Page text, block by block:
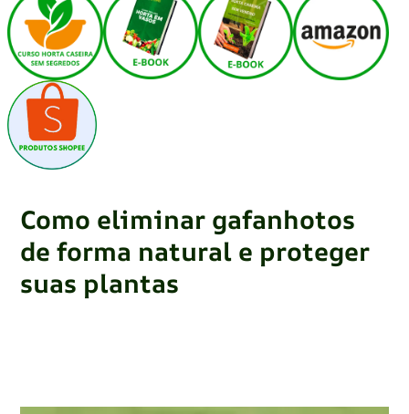
Como eliminar gafanhotos
de forma natural e proteger
suas plantas